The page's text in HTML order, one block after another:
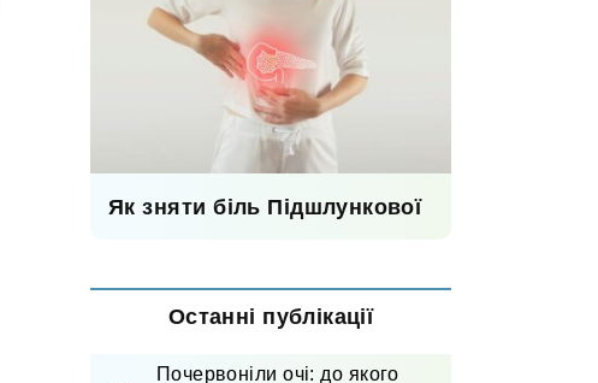
Як зняти біль Підшлункової
Останні публікації
Почервоніли очі: до якого